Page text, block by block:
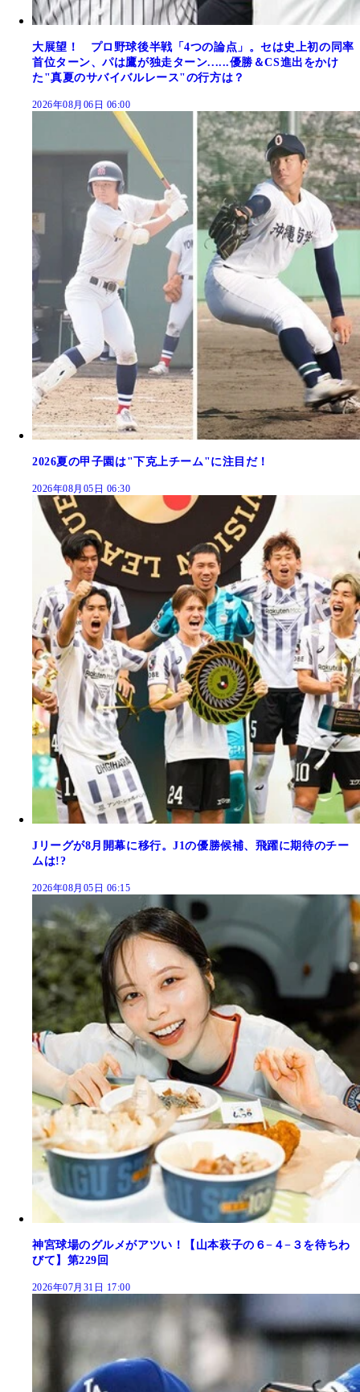
大展望！ プロ野球後半戦「4つの論点」。セは史上初の同率
首位ターン、パは鷹が独走ターン......優勝＆CS進出をかけ
た"真夏のサバイバルレース"の行方は？
2026年08月06日 06:00
2026夏の甲子園は"下克上チーム"に注目だ！
2026年08月05日 06:30
Jリーグが8月開幕に移行。J1の優勝候補、飛躍に期待のチー
ムは!?
2026年08月05日 06:15
神宮球場のグルメがアツい！【山本萩子の６−４−３を待ちわ
びて】第229回
2026年07月31日 17:00